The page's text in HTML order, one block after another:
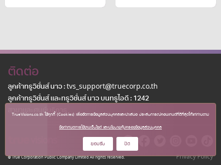
ติดต่อ
ลูกค้าทรูวิชั่นส์ นาว : tvs_support@truecorp.co.th
ลูกค้าทรูวิชั่นส์ และทรูวิชั่นส์ นาว บนทรูไอดี : 1242
สาขาเเละศูนย์บริการ
© True Corporation Public Company Limited All rights reserved. Privacy Policy
TrueVisions.co.th ใช้คุกกี้ (Cookies) เพื่อจัดการข้อมูลส่วนบุคคลและนำเสนอ ประสบการณ์คอนเทนต์ที่ดีที่สุดให้แก่ท่านตาม
ข้อกำหนดการใช้งานเว็บไซต์ และนโยบายคุ้มครองข้อมูลส่วนบุคคล
ยอมรับ ปิด